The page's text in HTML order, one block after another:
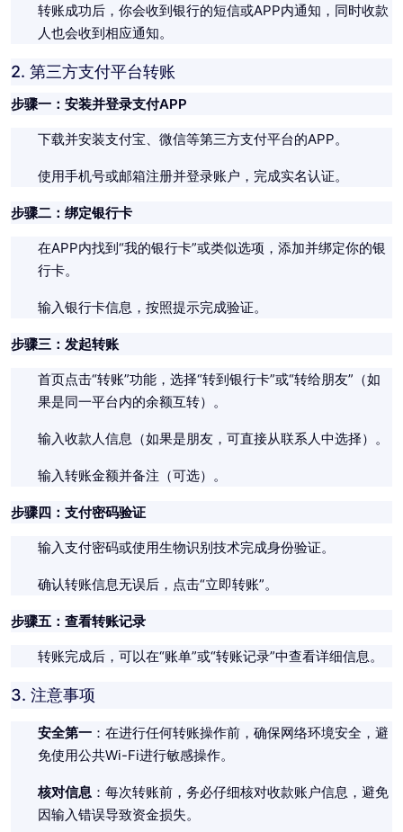
转账成功后，你会收到银行的短信或APP内通知，同时收款
人也会收到相应通知。
2. 第三方支付平台转账
步骤一：安装并登录支付APP
下载并安装支付宝、微信等第三方支付平台的APP。
使用手机号或邮箱注册并登录账户，完成实名认证。
步骤二：绑定银行卡
在APP内找到“我的银行卡”或类似选项，添加并绑定你的银
行卡。
输入银行卡信息，按照提示完成验证。
步骤三：发起转账
首页点击“转账”功能，选择“转到银行卡”或“转给朋友”（如
果是同一平台内的余额互转）。
输入收款人信息（如果是朋友，可直接从联系人中选择）。
输入转账金额并备注（可选）。
步骤四：支付密码验证
输入支付密码或使用生物识别技术完成身份验证。
确认转账信息无误后，点击“立即转账”。
步骤五：查看转账记录
转账完成后，可以在“账单”或“转账记录”中查看详细信息。
3. 注意事项
安全第一 ：在进行任何转账操作前，确保网络环境安全，避
免使用公共Wi-Fi进行敏感操作。
核对信息 ：每次转账前，务必仔细核对收款账户信息，避免
因输入错误导致资金损失。